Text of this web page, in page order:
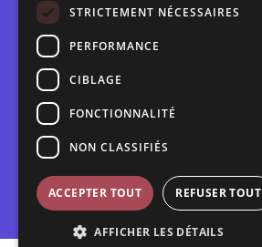
La Barcarolle
Établissement Public de
Coopération Culturelle
spectacle vivant Audomarois
STRICTEMENT NÉCESSAIRES
PERFORMANCE
CIBLAGE
FONCTIONNALITÉ
NON CLASSIFIÉS
ACCEPTER TOUT REFUSER TOUT
AFFICHER LES DÉTAILS